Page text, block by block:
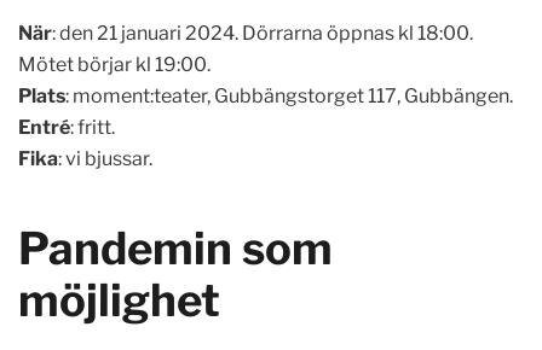
När: den 21 januari 2024. Dörrarna öppnas kl 18:00.
Mötet börjar kl 19:00.
Plats: moment:teater, Gubbängstorget 117, Gubbängen.
Entré: fritt.
Fika: vi bjussar.
Pandemin som
möjlighet